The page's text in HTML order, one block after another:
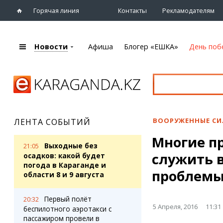
Горячая линия Контакты Рекламодателям
Караганды
eTV
Рассылка новостей
Персоны
Интервью
Афиша
Театры
Спорт
Выставки
Цирк и зоопарк
Блогер «ЕШКА»
Лента блогера
Web-камеры
Новости Афиша Блогер «ЕШКА» День
ЛЕНТА СОБЫТИЙ
21:05
Выходные без
осадков: какой будет
погода в Караганде и
области 8 и 9 августа
20:32
Первый полёт
беспилотного аэротакси с
пассажиром провели в
ВООРУЖЕННЫЕ
Многие
служить
5 Апреля, 2016 11:31